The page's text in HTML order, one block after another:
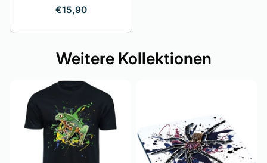
€15,90
Weitere Kollektionen